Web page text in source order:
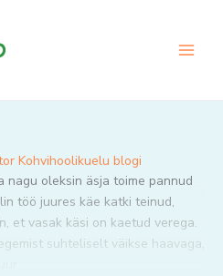
Kohvihoolikuelu blogi
nagu oleksin äsja toime pannud
töö juures käe katki teinud,
et vasak käsi on kaetud verega.
suhteliselt väikse haavaga,